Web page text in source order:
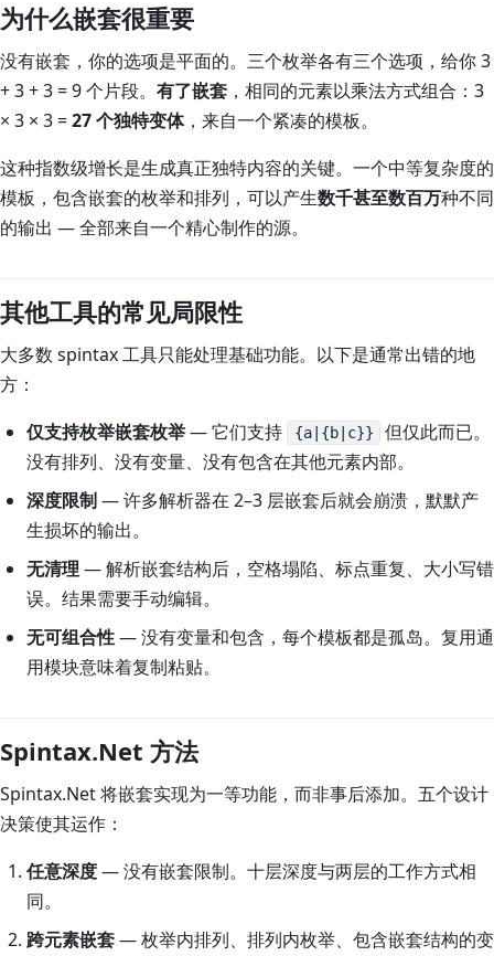
为什么嵌套很重要
没有嵌套，你的选项是平面的。三个枚举各有三个选项，给你 3
+ 3 + 3 = 9 个片段。 有了嵌套 ，相同的元素以乘法方式组合：3
× 3 × 3 =27 个独特变体，来自一个紧凑的模板。
这种指数级增长是生成真正独特内容的关键。一个中等复杂度的
模板，包含嵌套的枚举和排列，可以产生数千甚至数百万种不同
的输出 — 全部来自一个精心制作的源。
其他工具的常见局限性
大多数 spintax 工具只能处理基础功能。以下是通常出错的地
方：
仅支持枚举嵌套枚举— 它们支持 {a|{b|c}}
但仅此而已。
没有排列、没有变量、没有包含在其他元素内部。
深度限制— 许多解析器在 2–3 层嵌套后就会崩溃，默默产
生损坏的输出。
无清理 — 解析嵌套结构后，空格塌陷、标点重复、大小写错
误。结果需要手动编辑。
无可组合性— 没有变量和包含，每个模板都是孤岛。复用通
用模块意味着复制粘贴。
Spintax.Net 方法
Spintax.Net 将嵌套实现为一等功能，而非事后添加。五个设计
决策使其运作：
任意深度— 没有嵌套限制。十层深度与两层的工作方式相
同。
跨元素嵌套— 枚举内排列、排列内枚举、包含嵌套结构的变